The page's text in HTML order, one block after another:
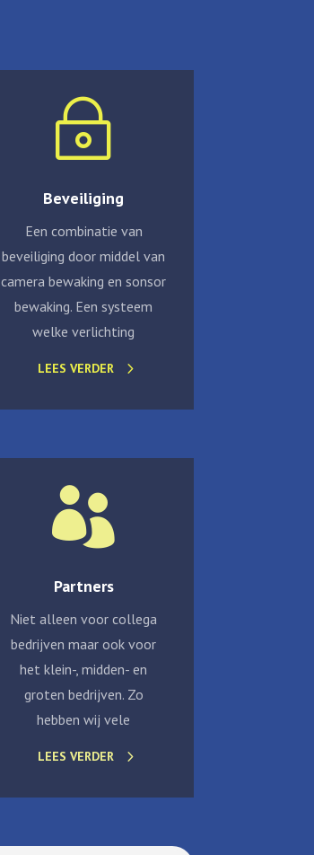
~
Beveiliging
Een combinatie van
beveiliging door middel van
camera bewaking en sonsor
bewaking. Een systeem
welke verlichting
LEES VERDER

Partners
Niet alleen voor collega
bedrijven maar ook voor
het klein-, midden- en
groten bedrijven. Zo
hebben wij vele
LEES VERDER